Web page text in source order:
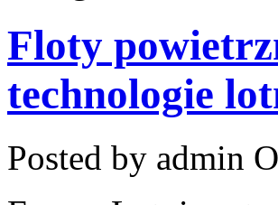
Floty
technologie
Posted by admin